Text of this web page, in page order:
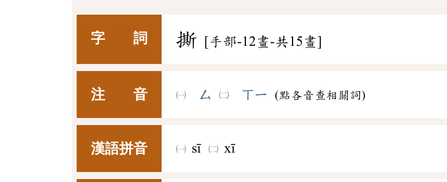
字 詞 撕 [手部-12畫-共15畫]
注 音 ㄙ ㄒㄧ (點各音查相關詞)
漢語拼音 sī xī